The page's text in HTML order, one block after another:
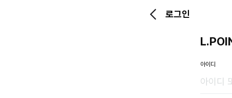
로그인
아이디